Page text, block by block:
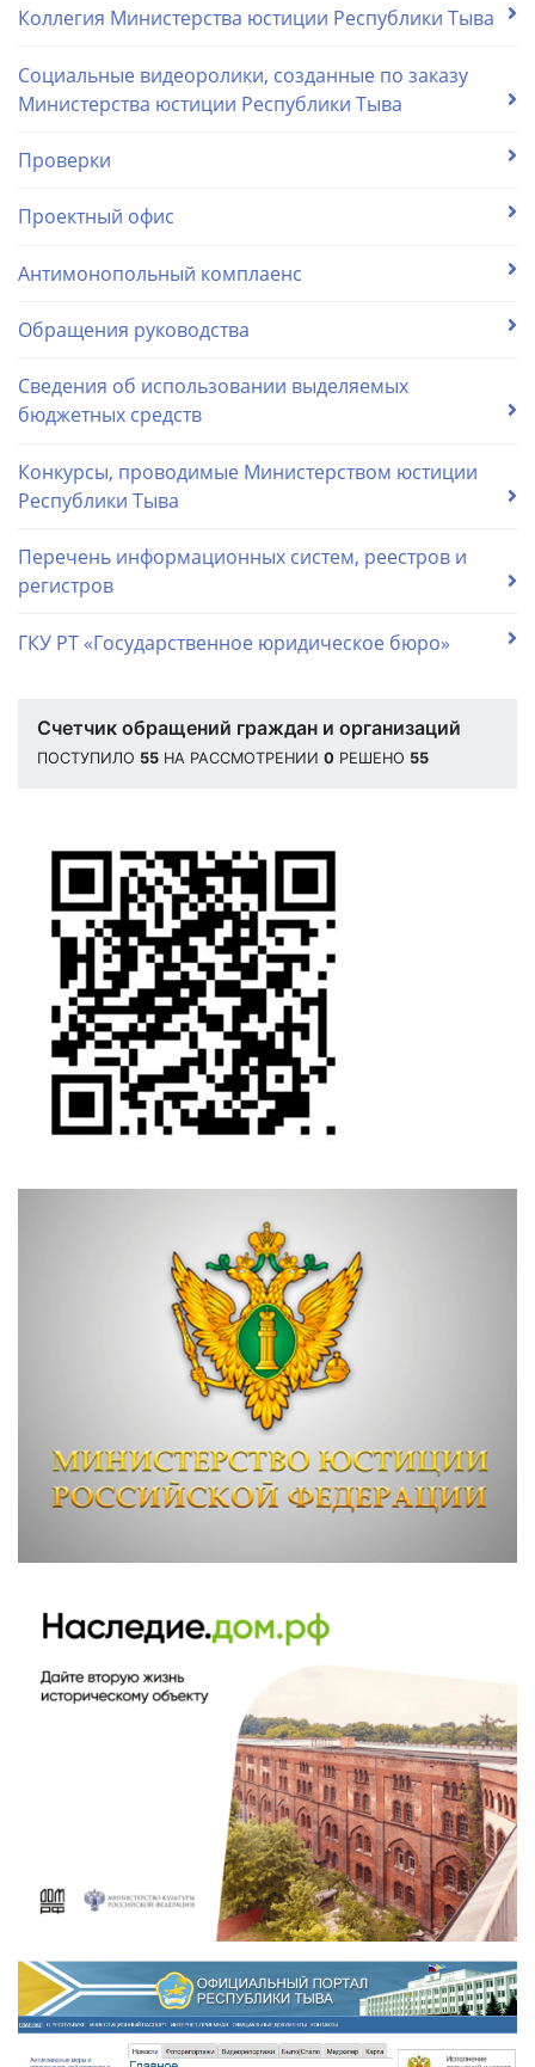
Коллегия Министерства юстиции Республики Тыва
Социальные видеоролики, созданные по заказу
Министерства юстиции Республики Тыва
Проверки
Проектный офис
Антимонопольный комплаенс
Обращения руководства
Сведения об использовании выделяемых
бюджетных средств
Конкурсы, проводимые Министерством юстиции
Республики Тыва
Перечень информационных систем, реестров и
регистров
ГКУ РТ «Государственное юридическое бюро»
Счетчик обращений граждан и организаций
ПОСТУПИЛО 55 НА РАССМОТРЕНИИ 0 РЕШЕНО 55